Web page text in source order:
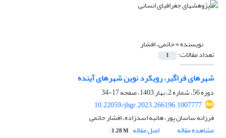
نویسنده =حاتمی، افشار
تعداد مقالات: 1
شهرهای فراگیر، رویکرد نوین شهرهای آینده
دوره 56، شماره 2، بهار 1403، صفحه
17-34
10.22059/jhgr.2023.266196.1007777
فرزانه ساسان پور، هانیه اسدزاده، افشار حاتمی
مشاهده مقاله
اصل مقاله 1.28 M